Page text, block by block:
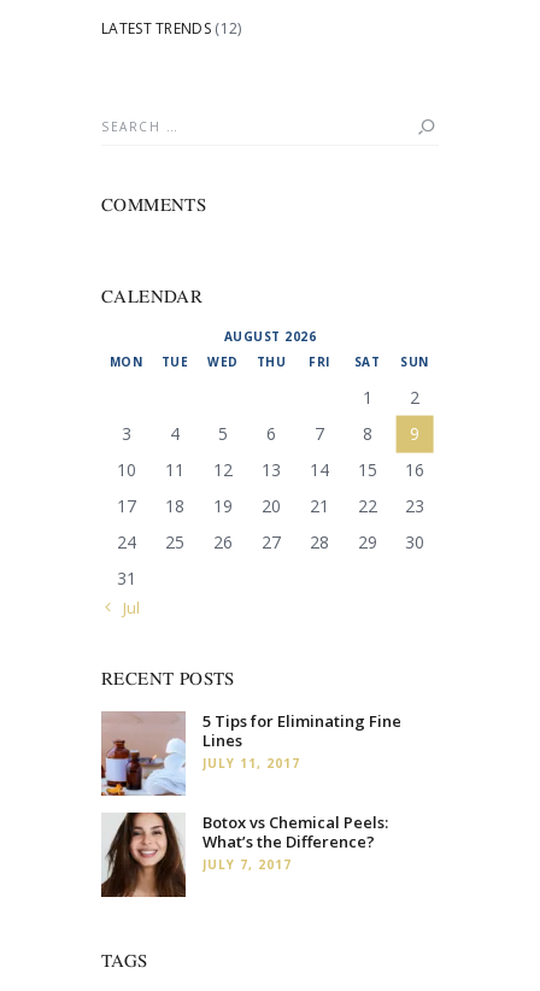
LATEST TRENDS(12)
Search
COMMENTS
CALENDAR
AUGUST 2026
MON
TUE WED THU FRI SAT SUN
1
2
3
4 5 6 7 8
9
10
11 12 13 14 15
16
17
18 19 20 21 22
23
24
25 26 27 28 29
30
31
« Jul
RECENT POSTS
5 Tips for Eliminating Fine
Lines
JULY 11, 2017
Botox vs Chemical Peels:
What’s the Difference?
JULY 7, 2017
TAGS